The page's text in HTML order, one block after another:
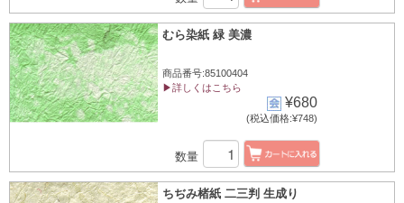
むら染紙 緑 美濃
商品番号:85100404
▶詳しくはこちら
¥680
(税込価格:¥748)
数量
ちぢみ楮紙 二三判 生成り